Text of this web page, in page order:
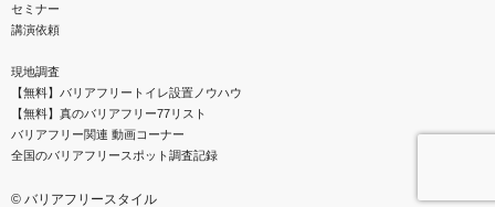
セミナー
講演依頼
現地調査
【無料】バリアフリートイレ設置ノウハウ
【無料】真のバリアフリー77リスト
バリアフリー関連 動画コーナー
全国のバリアフリースポット調査記録
© バリアフリースタイル